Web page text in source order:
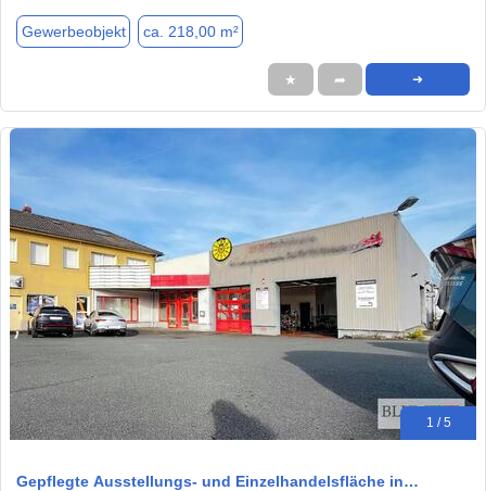
Gewerbeobjekt ca. 218,00 m²
★ ➦ ➜
1 / 5
Gepflegte Ausstellungs- und Einzelhandelsfläche in…